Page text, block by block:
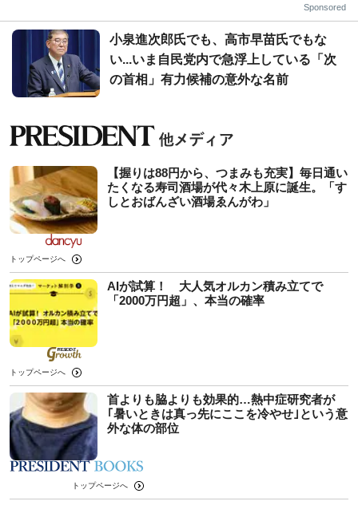
Sponsored
小泉進次郎氏でも、高市早苗氏でもな
い...いま自民党内で急浮上している「次
の首相」有力候補の意外な名前
【握りは88円から、つまみも充実】毎日通い
たくなる寿司酒場が代々木上原に誕生。「す
しとおばんざい酒場ゑんがわ」
トップページへ
AIが試算！ 大人気オルカン積み立てで
「2000万円超」、本当の確率
トップページへ
首よりも脇よりも効果的…熱中症研究者が
｢暑いときは真っ先にここを冷やせ｣という意
外な体の部位
トップページへ